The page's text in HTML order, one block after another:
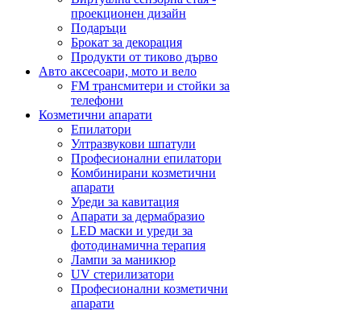
проекционен дизайн
Подаръци
Брокат за декорация
Продукти от тиково дърво
Авто аксесоари, мото и вело
FM трансмитери и стойки за
телефони
Козметични апарати
Епилатори
Ултразвукови шпатули
Професионални епилатори
Комбинирани козметични
апарати
Уреди за кавитация
Апарати за дермабразио
LED маски и уреди за
фотодинамична терапия
Лампи за маникюр
UV стерилизатори
Професионални козметични
апарати